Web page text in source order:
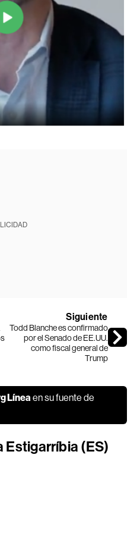
Siguiente
Todd Blanche es confirmado
por el Senado de EE.UU.
como fiscal general de
Trump
Líneaen su fuente de
Estigarríbia (ES)